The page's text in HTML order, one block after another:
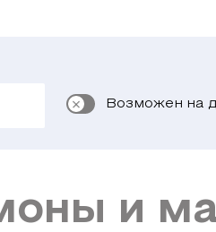
Возможен на
и